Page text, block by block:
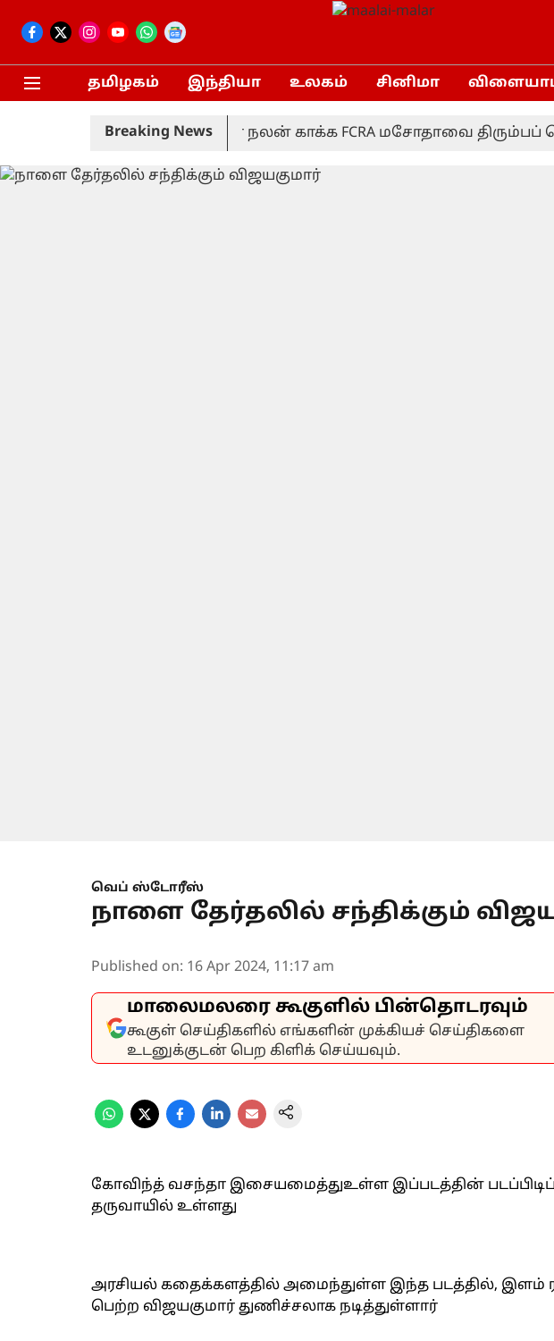
தமிழகம் இந்தியா உலகம் சினிமா
Breaking News
சிறுபான்மையினர் நலன் காக்க FCRA மசோதாவை திரும்பப்
வெப் ஸ்டோரீஸ்
நாளை தேர்தலில் சந்திக்கும்
Published on: 16 Apr 2024, 11:17 am
மாலைமலரை கூகுளில் பின்தொடரவும்
கூகுள் செய்திகளில் எங்களின் முக்கியச் செய்திகளை
உடனுக்குடன் பெற கிளிக் செய்யவும்.
கோவிந்த் வசந்தா இசையமைத்துஉள்ள இப்படத்தின் படப்பிடிப்பு
தருவாயில் உள்ளது
அரசியல் கதைக்களத்தில் அமைந்துள்ள இந்த படத்தில், இளம்
பெற்ற விஜயகுமார் துணிச்சலாக நடித்துள்ளார்